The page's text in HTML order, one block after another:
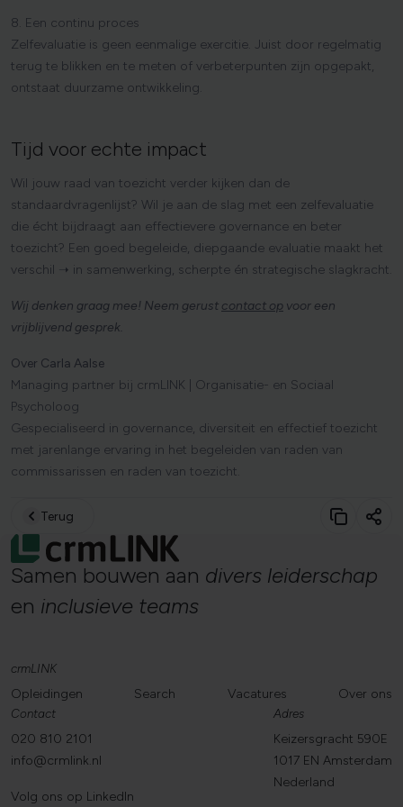
8. Een continu proces
Zelfevaluatie is geen eenmalige exercitie. Juist door regelmatig
terug te blikken en te meten of verbeterpunten zijn opgepakt,
ontstaat duurzame ontwikkeling.
Tijd voor echte impact
Wil jouw raad van toezicht verder kijken dan de
standaardvragenlijst? Wil je aan de slag met een zelfevaluatie
die écht bijdraagt aan effectievere governance en beter
toezicht? Een goed begeleide, diepgaande evaluatie maakt het
verschil ➝ in samenwerking, scherpte én strategische slagkracht.
Wij denken graag mee! Neem gerust contact op voor een
vrijblijvend gesprek.
Over Carla Aalse
Managing partner bij crmLINK | Organisatie- en Sociaal
Psycholoog
Gespecialiseerd in governance, diversiteit en effectief toezicht
met jarenlange ervaring in het begeleiden van raden van
commissarissen en raden van toezicht.
Terug
Samen bouwen aan divers leiderschap
en inclusieve teams
crmLINK
Opleidingen Search Vacatures Over ons
Contact
020 810 2101
info@crmlink.nl
Volg ons op LinkedIn
Adres
Keizersgracht 590E
1017 EN Amsterdam
Nederland